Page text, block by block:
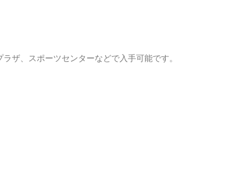
ザ、スポーツセンターなどで入手可能です。